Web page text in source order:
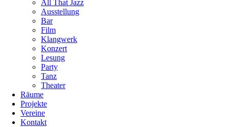
All That Jazz
Ausstellung
Bar
Film
Klangwerk
Konzert
Lesung
Party
Tanz
Theater
Räume
Projekte
Vereine
Kontakt